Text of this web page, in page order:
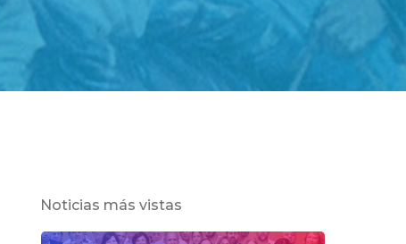
Noticias más vistas